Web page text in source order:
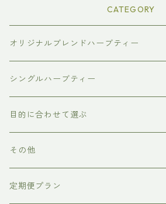
CATEGORY
オリジナルブレンドハーブティー
普通サイズ（ティーバッグ10個入り）
ラージサイズ（ティーバッグ30個入り）
スモールサイズ（ティーバッグ3個入り）
シングルハーブティー
目的に合わせて選ぶ
リラックス
美容
その他
定期便プラン